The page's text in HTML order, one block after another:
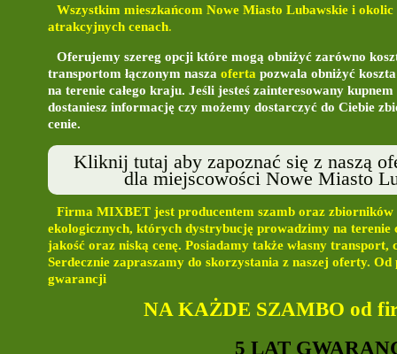
Wszystkim mieszkańcom Nowe Miasto Lubawskie i
atrakcyjnych cenach.
Oferujemy szereg opcji które mogą obniżyć zarówno
transportom łączonym nasza oferta pozwala obniżyć
na terenie całego kraju. Jeśli jesteś zainteresowany
dostaniesz informację czy możemy dostarczyć do Ciebie
cenie.
Kliknij tutaj aby zapoznać się z naszą
dla miejscowości Nowe Miasto
Firma MIXBET jest producentem szamb oraz zbiorników
ekologicznych, których dystrybucję prowadzimy na terenie
jakość oraz niską cenę. Posiadamy także własny transport,
Serdecznie zapraszamy do skorzystania z naszej oferty.
gwarancji
NA KAŻDE SZAMBO od
5 LAT